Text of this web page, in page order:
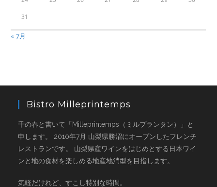
31
« 7月
Bistro Milleprintemps
千の春と書いて「Milleprintemps（ミルプランタン）」と
申します。 2010年7月 山梨県勝沼にオープンしたフレンチ
レストランです。 山梨県産ワインをはじめとする日本ワイ
ンと地の食材を楽しめる地産地消型を目指します。
気軽だけれど、すこし特別な時間。